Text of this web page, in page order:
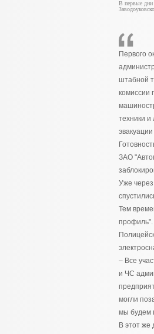
В первые дни
Первого
штабной
комиссии
техники
ЗАО
Уже
Тем
профиль".
– Все
и ЧС
могли
мы будем
В этот же